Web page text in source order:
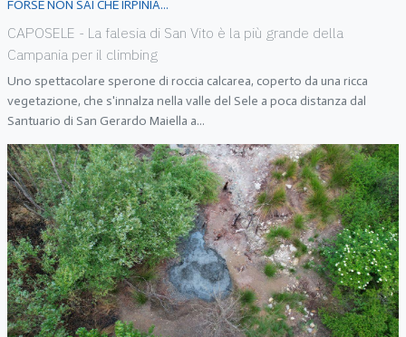
FORSE NON SAI CHE IRPINIA...
CAPOSELE - La falesia di San Vito è la più grande della
Campania per il climbing
Uno spettacolare sperone di roccia calcarea, coperto da una ricca
vegetazione, che s'innalza nella valle del Sele a poca distanza dal
Santuario di San Gerardo Maiella a...